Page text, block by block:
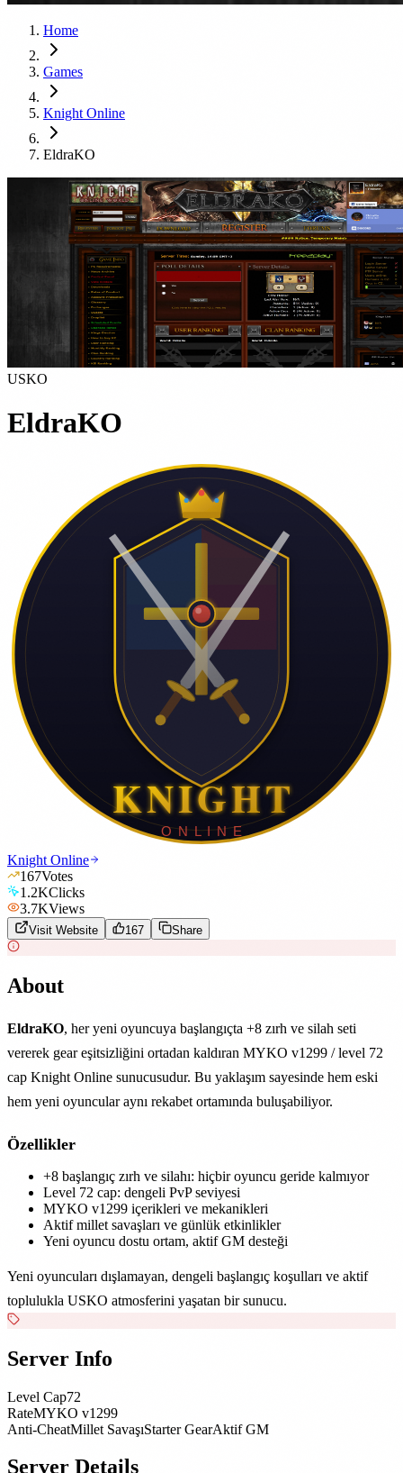
Home
Games
Knight Online
EldraKO
USKO
EldraKO
Knight Online
167Votes
1.2KClicks
3.7KViews
Visit Website 167 Share
About
EldraKO, her yeni oyuncuya başlangıçta +8 zırh ve silah seti
vererek gear eşitsizliğini ortadan kaldıran MYKO v1299 / level 72
cap Knight Online sunucusudur. Bu yaklaşım sayesinde hem eski
hem yeni oyuncular aynı rekabet ortamında buluşabiliyor.
Özellikler
+8 başlangıç zırh ve silahı: hiçbir oyuncu geride kalmıyor
Level 72 cap: dengeli PvP seviyesi
MYKO v1299 içerikleri ve mekanikleri
Aktif millet savaşları ve günlük etkinlikler
Yeni oyuncu dostu ortam, aktif GM desteği
Yeni oyuncuları dışlamayan, dengeli başlangıç koşulları ve aktif
toplulukla USKO atmosferini yaşatan bir sunucu.
Server Info
Level Cap72
RateMYKO v1299
Anti-CheatMillet SavaşıStarter GearAktif GM
Server Details